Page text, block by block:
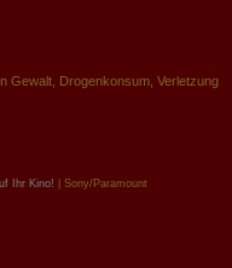
Gewalt, Drogenkonsum, Verletzung
Ihr Kino! | Sony/Paramount